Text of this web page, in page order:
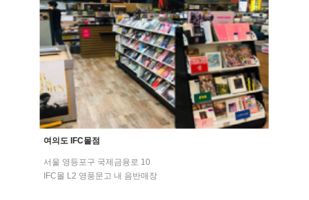
여의도 IFC몰점
서울 영등포구 국제금융로 10
IFC몰 L2 영풍문고 내 음반매장